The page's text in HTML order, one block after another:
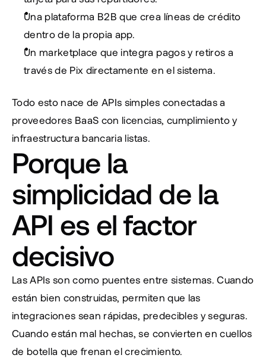
Una plataforma B2B que crea líneas de crédito
dentro de la propia app.
Un marketplace que integra pagos y retiros a
través de Pix directamente en el sistema.
Todo esto nace de APIs simples conectadas a
proveedores BaaS con licencias, cumplimiento y
infraestructura bancaria listas.
Porque la
simplicidad de la
API es el factor
decisivo
Las APIs son como puentes entre sistemas. Cuando
están bien construidas, permiten que las
integraciones sean rápidas, predecibles y seguras.
Cuando están mal hechas, se convierten en cuellos
de botella que frenan el crecimiento.